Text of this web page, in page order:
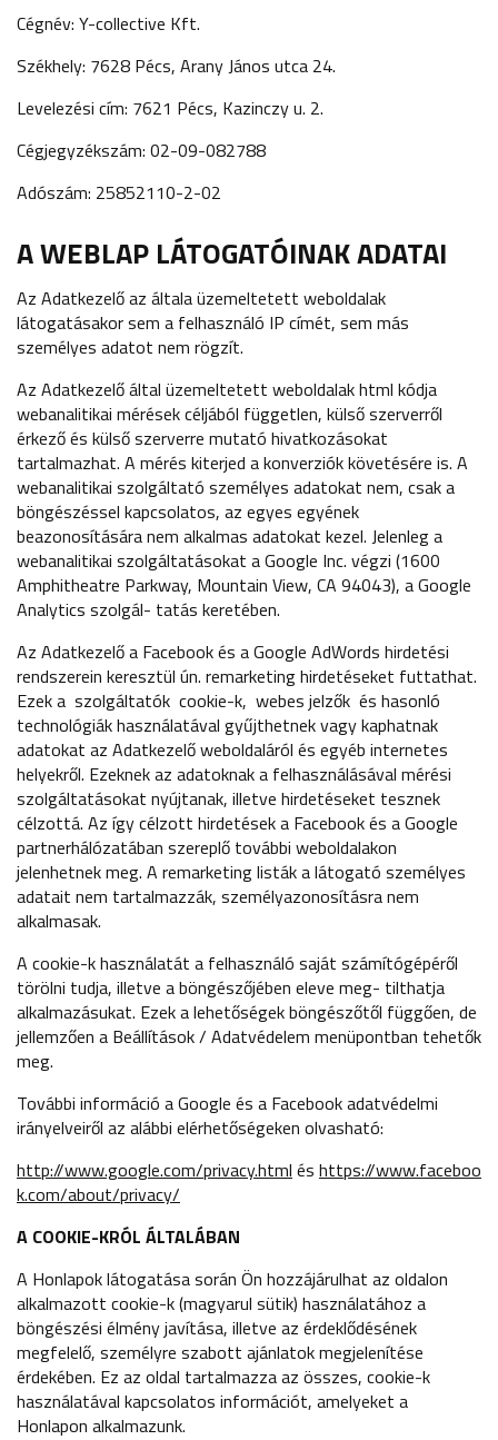
Cégnév: Y-collective Kft.
Székhely: 7628 Pécs, Arany János utca 24.
Levelezési cím: 7621 Pécs, Kazinczy u. 2.
Cégjegyzékszám: 02-09-082788
Adószám: 25852110-2-02
A WEBLAP LÁTOGATÓINAK ADATAI
Az Adatkezelő az általa üzemeltetett weboldalak
látogatásakor sem a felhasználó IP címét, sem más
személyes adatot nem rögzít.
Az Adatkezelő által üzemeltetett weboldalak html kódja
webanalitikai mérések céljából független, külső szerverről
érkező és külső szerverre mutató hivatkozásokat
tartalmazhat. A mérés kiterjed a konverziók követésére is. A
webanalitikai szolgáltató személyes adatokat nem, csak a
böngészéssel kapcsolatos, az egyes egyének
beazonosítására nem alkalmas adatokat kezel. Jelenleg a
webanalitikai szolgáltatásokat a Google Inc. végzi (1600
Amphitheatre Parkway, Mountain View, CA 94043), a Google
Analytics szolgál- tatás keretében.
Az Adatkezelő a Facebook és a Google AdWords hirdetési
rendszerein keresztül ún. remarketing hirdetéseket futtathat.
Ezek a szolgáltatók cookie-k, webes jelzők és hasonló
technológiák használatával gyűjthetnek vagy kaphatnak
adatokat az Adatkezelő weboldaláról és egyéb internetes
helyekről. Ezeknek az adatoknak a felhasználásával mérési
szolgáltatásokat nyújtanak, illetve hirdetéseket tesznek
célzottá. Az így célzott hirdetések a Facebook és a Google
partnerhálózatában szereplő további weboldalakon
jelenhetnek meg. A remarketing listák a látogató személyes
adatait nem tartalmazzák, személyazonosításra nem
alkalmasak.
A cookie-k használatát a felhasználó saját számítógépéről
törölni tudja, illetve a böngészőjében eleve meg- tilthatja
alkalmazásukat. Ezek a lehetőségek böngészőtől függően, de
jellemzően a Beállítások / Adatvédelem menüpontban tehetők
meg.
További információ a Google és a Facebook adatvédelmi
irányelveiről az alábbi elérhetőségeken olvasható:
http://www.google.com/privacy.html és https://www.faceboo
k.com/about/privacy/
A COOKIE-KRÓL ÁLTALÁBAN
A Honlapok látogatása során Ön hozzájárulhat az oldalon
alkalmazott cookie-k (magyarul sütik) használatához a
böngészési élmény javítása, illetve az érdeklődésének
megfelelő, személyre szabott ajánlatok megjelenítése
érdekében. Ez az oldal tartalmazza az összes, cookie-k
használatával kapcsolatos információt, amelyeket a
Honlapon alkalmazunk.